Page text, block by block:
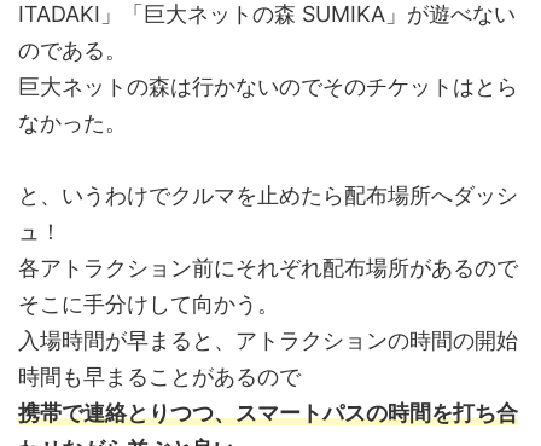
ITADAKI」「巨大ネットの森 SUMIKA」が遊べない
のである。
巨大ネットの森は行かないのでそのチケットはとら
なかった。
と、いうわけでクルマを止めたら配布場所へダッシ
ュ！
各アトラクション前にそれぞれ配布場所があるので
そこに手分けして向かう。
入場時間が早まると、アトラクションの時間の開始
時間も早まることがあるので
携帯で連絡とりつつ、スマートパスの時間を打ち合